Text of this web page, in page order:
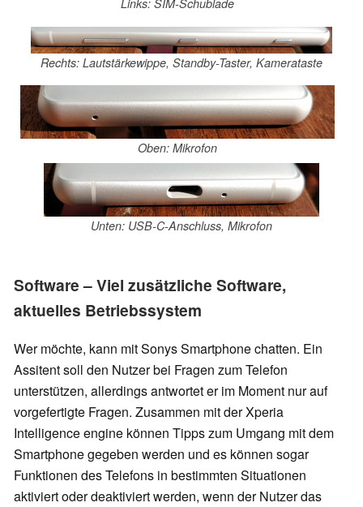
Links: SIM-Schublade
Rechts: Lautstärkewippe, Standby-Taster, Kamerataste
Oben: Mikrofon
Unten: USB-C-Anschluss, Mikrofon
Software – Viel zusätzliche Software,
aktuelles Betriebssystem
Wer möchte, kann mit Sonys Smartphone chatten. Ein
Assitent soll den Nutzer bei Fragen zum Telefon
unterstützen, allerdings antwortet er im Moment nur auf
vorgefertigte Fragen. Zusammen mit der Xperia
Intelligence engine können Tipps zum Umgang mit dem
Smartphone gegeben werden und es können sogar
Funktionen des Telefons in bestimmten Situationen
aktiviert oder deaktiviert werden, wenn der Nutzer das